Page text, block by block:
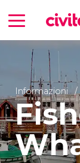
Informazioni